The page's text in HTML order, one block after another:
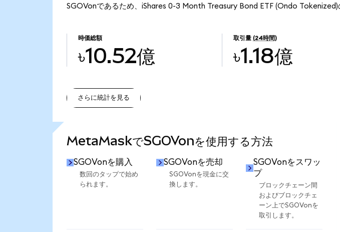
SGOVonであるため、iShares 0-3 Month Treasury Bond ETF (Ondo Tokenized)
時価総額
৳10.52億
取引量 (24時間)
৳1.18億
さらに統計を見る
MetaMaskでSGOVonを使用する方法
SGOVonを購入
数回のタップで始め
られます。
SGOVonを売却
SGOVonを現金に交
換します。
SGOVonをスワッ
プ
ブロックチェーン間
およびブロックチェ
ーン上でSGOVonを
取引します。